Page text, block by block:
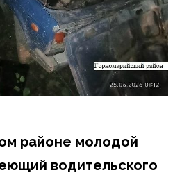
районе молодой
водительского